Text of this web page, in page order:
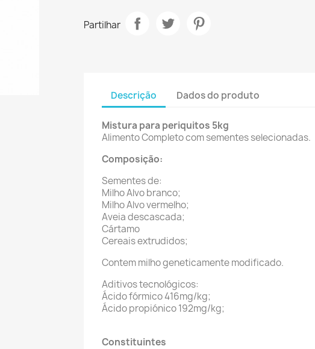
Partilhar
Descrição Dados do produto
Mistura para periquitos 5kg
Alimento Completo com sementes selecionadas.
Composição:
Sementes de:
Milho Alvo branco;
Milho Alvo vermelho;
Aveia descascada;
Cártamo
Cereais extrudidos;
Contem milho geneticamente modificado.
Aditivos tecnológicos:
Ácido fórmico 416mg/kg;
Ácido propiónico 192mg/kg;
Constituintes